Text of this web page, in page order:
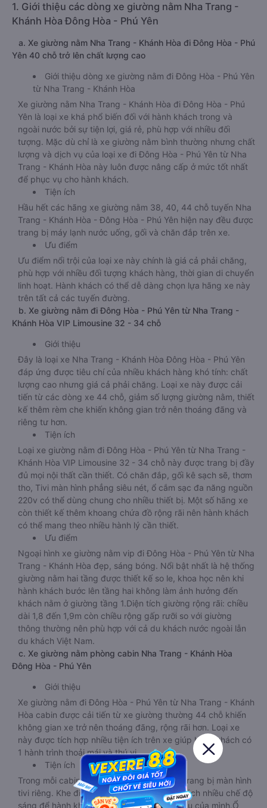
1. Giới thiệu các dòng xe giường nằm Nha Trang -
Khánh Hòa Đông Hòa - Phú Yên
a. Xe giường nằm Nha Trang - Khánh Hòa đi Đông Hòa - Phú
Yên 40 chỗ trở lên chất lượng cao
Giới thiệu dòng xe giường nằm đi Đông Hòa - Phú Yên
từ Nha Trang - Khánh Hòa
Xe giường nằm Nha Trang - Khánh Hòa đi Đông Hòa - Phú
Yên là loại xe khá phổ biến đối với hành khách trong và
ngoài nước bởi sự tiện lợi, giá rẻ, phù hợp với nhiều đối
tượng. Mặc dù chỉ là xe giường nằm bình thường nhưng chất
lượng và dịch vụ của loại xe đi Đông Hòa - Phú Yên từ Nha
Trang - Khánh Hòa này luôn được nâng cấp ở mức tốt nhất
để phục vụ cho hành khách.
Tiện ích
Hầu hết các hãng xe giường nằm 38, 40, 44 chỗ tuyến Nha
Trang - Khánh Hòa - Đông Hòa - Phú Yên hiện nay đều được
trang bị máy lạnh nước uống, gối và chăn đắp trên xe.
Ưu điểm
Ưu điểm nổi trội của loại xe này chính là giá cả phải chăng,
phù hợp với nhiều đối tượng khách hàng, thời gian di chuyển
linh hoạt. Hành khách có thể dễ dàng chọn lựa hãng xe này
trên tất cả các tuyến đường.
b. Xe giường nằm đi Đông Hòa - Phú Yên từ Nha Trang -
Khánh Hòa VIP Limousine 32 - 34 chỗ
Giới thiệu
Đây là loại xe Nha Trang - Khánh Hòa Đông Hòa - Phú Yên
đáp ứng được tiêu chí của nhiều khách hàng khó tính: chất
lượng cao nhưng giá cả phải chăng. Loại xe này được cải
tiến từ các dòng xe 44 chỗ, giảm số lượng giường nằm, thiết
kế thêm rèm che khiến không gian trở nên thoáng đãng và
riêng tư hơn.
Tiện ích
Loại xe giường nằm đi Đông Hòa - Phú Yên từ Nha Trang -
Khánh Hòa VIP Limousine 32 - 34 chỗ này được trang bị đầy
đủ mọi nội thất cần thiết. Có chăn đắp, gối kê sạch sẽ, thơm
tho, Tivi màn hình phẳng siêu nét, ổ cắm sạc đa năng nguồn
220v có thể dùng chung cho nhiều thiết bị. Một số hãng xe
còn thiết kế thêm khoang chứa đồ rộng rãi nên hành khách
có thể mang theo nhiều hành lý cần thiết.
Ưu điểm
Ngoại hình xe giường nằm vip đi Đông Hòa - Phú Yên từ Nha
Trang - Khánh Hòa đẹp, sáng bóng. Nổi bật nhất là hệ thống
giường nằm hai tầng được thiết kế so le, khoa học nên khi
hành khách bước lên tầng hai không làm ảnh hưởng đến
khách nằm ở giường tầng 1.Diện tích giường rộng rãi: chiều
dài 1,8 đến 1,9m còn chiều rộng gấp rưỡi so với giường
thông thường nên phù hợp với cả du khách nước ngoài lẫn
du khách Việt Nam.
c. Xe giường nằm phòng cabin Nha Trang - Khánh Hòa
Đông Hòa - Phú Yên
Giới thiệu
Xe giường nằm đi Đông Hòa - Phú Yên từ Nha Trang - Khánh
Hòa cabin được cải tiến từ xe giường thường 44 chỗ khiến
không gian xe trở nên thoáng đãng, rộng rãi hơn. Loại xe
này được tích hợp nhiều tiện ích trên xe giúp hành khách có
1 hành trình thoải mái và thú vị.
Tiện ích
Trong mỗi cabin của loại xe này đều được trang bị màn hình
tivi riêng. Khe điều hòa mát lạnh, đèn đọc sách nhiều chế độ
sáng để hành khách điều chỉnh theo nhu cầu của mình.Ổ